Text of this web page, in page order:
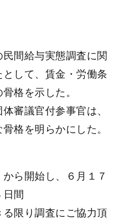
間給与実態調査に関
して、賃金・労働条
格を示した。
審議官付参事官は、
格を明らかにした。
ら開始し、６月１７
日間
限り調査にご協力頂